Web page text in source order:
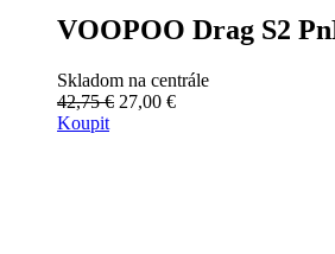
VOOPOO Drag S2
Skladom na centrále
42,75 € 27,00 €
Koupit